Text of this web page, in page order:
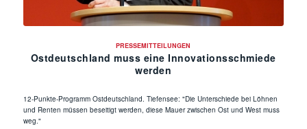
PRESSEMITTEILUNGEN
Ostdeutschland muss eine Innovationsschmiede
werden
12-Punkte-Programm Ostdeutschland. Tiefensee: "Die Unterschiede bei Löhnen
und Renten müssen beseitigt werden, diese Mauer zwischen Ost und West muss
weg."